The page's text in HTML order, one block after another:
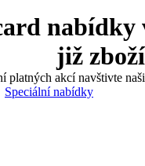
již
platných akcí navštivte
Speciální nabídky